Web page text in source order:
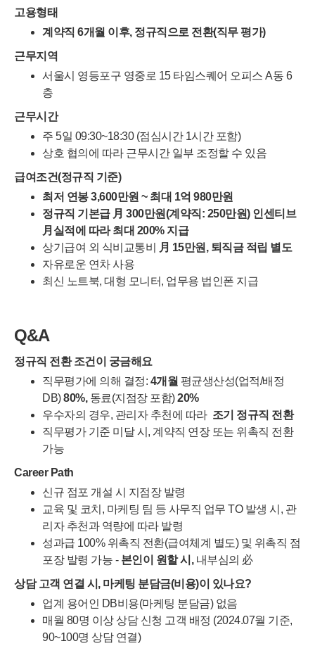
고용형태
계약직 6개월 이후, 정규직으로 전환(직무 평가)
근무지역
서울시 영등포구 영중로 15 타임스퀘어 오피스 A동 6
층
근무시간
주 5일 09:30~18:30 (점심시간 1시간 포함)
상호 협의에 따라 근무시간 일부 조정할 수 있음
급여조건(정규직 기준)
최저 연봉 3,600만원 ~ 최대 1억 980만원
정규직 기본급 月 300만원(계약직: 250만원) 인센티브
月실적에 따라 최대 200% 지급
상기급여 외 식비교통비
月 15만원, 퇴직금 적립 별도
자유로운 연차 사용
최신 노트북, 대형 모니터, 업무용 법인폰 지급
Q&A
정규직 전환 조건이 궁금해요
직무평가에 의해 결정: 4개월 평균생산성(업적/배정
DB)80%,동료(지점장 포함)20%
우수자의 경우, 관리자 추천에 따라 조기 정규직 전환
직무평가 기준 미달 시, 계약직 연장 또는 위촉직 전환
가능
Career Path
신규 점포 개설 시 지점장 발령
교육 및 코치, 마케팅 팀 등 사무직 업무 TO 발생 시, 관
리자 추천과 역량에 따라 발령
성과급 100% 위촉직 전환(급여체계 별도) 및 위촉직 점
포장 발령 가능 - 본인이 원할 시, 내부심의 必
상담 고객 연결 시, 마케팅 분담금(비용)이 있나요?
업계 용어인 DB비용(마케팅 분담금) 없음
매월 80명 이상 상담 신청 고객 배정 (2024.07월 기준,
90~100명 상담 연결)